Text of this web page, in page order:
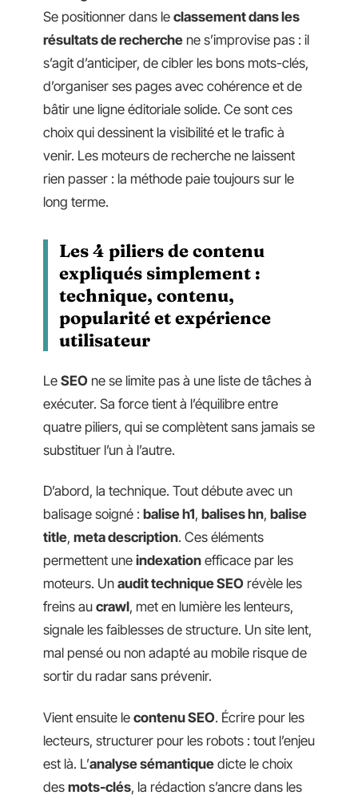
Se positionner dans le classement dans les
résultats de recherche ne s’improvise pas : il
s’agit d’anticiper, de cibler les bons mots-clés,
d’organiser ses pages avec cohérence et de
bâtir une ligne éditoriale solide. Ce sont ces
choix qui dessinent la visibilité et le trafic à
venir. Les moteurs de recherche ne laissent
rien passer : la méthode paie toujours sur le
long terme.
Les 4 piliers de contenu
expliqués simplement :
technique, contenu,
popularité et expérience
utilisateur
Le SEO ne se limite pas à une liste de tâches à
exécuter. Sa force tient à l’équilibre entre
quatre piliers, qui se complètent sans jamais se
substituer l’un à l’autre.
D’abord, la technique. Tout débute avec un
balisage soigné : balise h1, balises hn, balise
title, meta description. Ces éléments
permettent une indexation efficace par les
moteurs. Un audit technique SEO révèle les
freins au crawl, met en lumière les lenteurs,
signale les faiblesses de structure. Un site lent,
mal pensé ou non adapté au mobile risque de
sortir du radar sans prévenir.
Vient ensuite le contenu SEO. Écrire pour les
lecteurs, structurer pour les robots : tout l’enjeu
est là. L’analyse sémantique dicte le choix
des mots-clés, la rédaction s’ancre dans les